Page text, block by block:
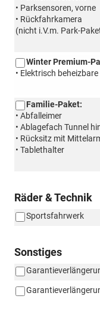
• Parksensoren, vorne
• Rückfahrkamera
(nicht i.V.m. Park-
Winter Premium-
• Elektrisch
Familie-Paket:
• Abfalleimer
• Ablagefach Tunnel
• Rücksitz mit
• Tablethalter
Räder & Technik
Sportsfahrwerk
Sonstiges